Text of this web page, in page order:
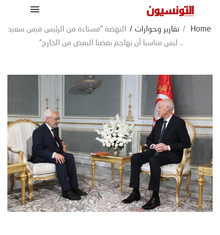
Home
/ تقارير وحوارات /
النهضة “مستاءة من الرئيس قيس سعيد
.. ليس مناسبا أن نهاجم بعضنا البعض من الخارج”